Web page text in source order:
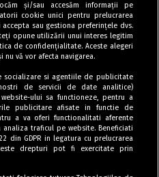
și/sau accesăm informații pe
cookie unici pentru prelucrarea
sau gestiona preferințele dvs.
opune utilizării unui interes legitim
de confidențialitate. Aceste alegeri
vă vor afecta navigarea.
si agentiile de publicitate
de servicii de date analitice)
ului sa functioneze, pentru a
publicitare afisate in functie de
a va oferi functionalitati aferente
traficul pe website. Beneficiati
din GDPR in legatura cu prelucrarea
drepturi pot fi exercitate prin